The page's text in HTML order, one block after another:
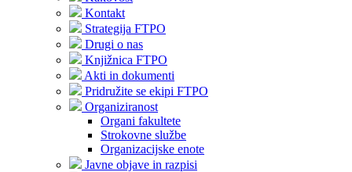
Kontakt
Strategija FTPO
Drugi o nas
Knjižnica FTPO
Akti in dokumenti
Pridružite se ekipi FTPO
Organiziranost
Organi fakultete
Strokovne službe
Organizacijske enote
Javne objave in razpisi